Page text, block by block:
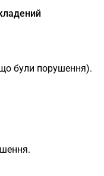
були порушення).